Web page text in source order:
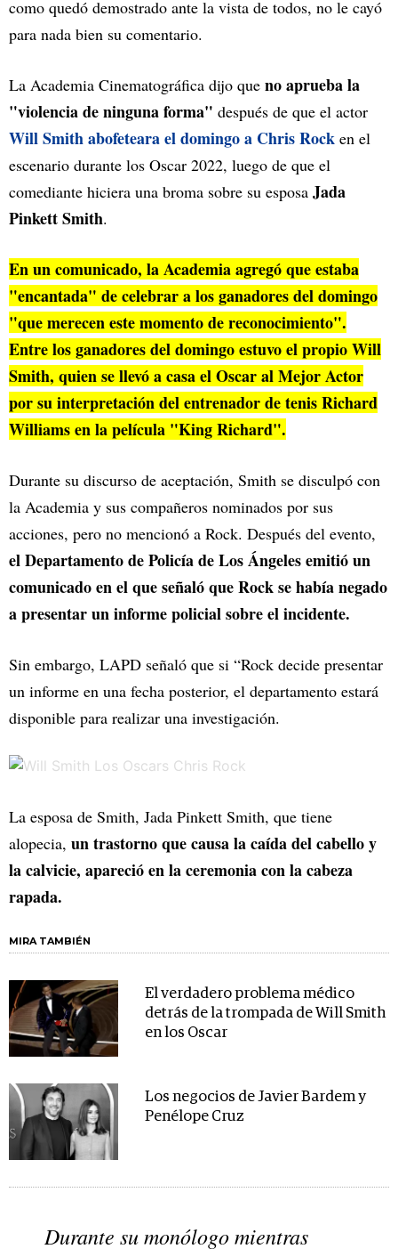
como quedó demostrado ante la vista de todos, no le cayó
para nada bien su comentario.
La Academia Cinematográfica dijo que no aprueba la
"violencia de ninguna forma" después de que el actor
Will Smith abofeteara el domingo a Chris Rock en el
escenario durante los Oscar 2022, luego de que el
comediante hiciera una broma sobre su esposa Jada
Pinkett Smith.
En uncomunicado, la Academia agregó que estaba
"encantada" de celebrar a los ganadores del domingo
"que merecen este momento de reconocimiento".
Entre los ganadores del domingo estuvo el propio Will
Smith, quien se llevó a casa el Oscar al Mejor Actor
por su interpretación del entrenador de tenis Richard
Williams en la película "King Richard".
Durante su discurso de aceptación, Smith se disculpó con
la Academia y sus compañeros nominados por sus
acciones, pero no mencionó a Rock. Después del evento,
el Departamento de Policía de Los Ángeles emitió un
comunicado en el que señaló que Rock se había negado
a presentar un informe policial sobre el incidente.
Sin embargo, LAPD señaló que si “Rock decide presentar
un informe en una fecha posterior, el departamento estará
disponible para realizar una investigación.
La esposa de Smith, Jada Pinkett Smith, que tiene
alopecia, un trastorno que causa la caída del cabello y
la calvicie, apareció en la ceremonia con la cabeza
rapada.
MIRA TAMBIÉN
El verdadero problema médico
detrás de la trompada de Will Smith
en los Oscar
Los negocios de Javier Bardem y
Penélope Cruz
Durante su monólogo mientras